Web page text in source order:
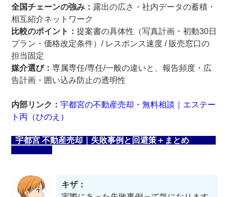
全国チェーンの強み： 露出の広さ・社内データの蓄積・
相互紹介ネットワーク
比較のポイント：提案書の具体性（写真計画・初動30日
プラン・価格改定条件）/ レスポンス速度 / 販売窓口の
担当固定
媒介選び：専属専任/専任/一般の違いと、報告頻度・広
告計画・囲い込み防止の透明性
内部リンク：宇都宮の不動産売却・無料相談｜エステー
ト丙（ひのえ）
宇都宮 不動産売却｜失敗事例と回避策＋まとめ
キザ：